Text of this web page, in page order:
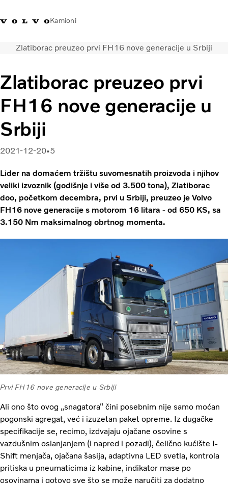
Kamioni
Volvo Trucks Srbija - kontaktiVolvo Trucks prodavnicaPrijavljivanje Srbija
Transportna rešenja
Kamioni
Usluge
Kampanje
Dealer locator
Vesti
Volvo Truck Builder
Javite nam se
Zlatiborac preuzeo prvi FH16 nove generacije u Srbiji
Zlatiborac preuzeo prvi
FH16 nove generacije u
Srbiji
2021-12-20 5
Lider na domaćem tržištu suvomesnatih proizvoda i njihov
veliki izvoznik (godišnje i više od 3.500 tona), Zlatiborac
doo, početkom decembra, prvi u Srbiji, preuzeo je Volvo
FH16 nove generacije s motorom 16 litara - od 650 KS, sa
3.150 Nm maksimalnog obrtnog momenta.
Prvi FH16 nove generacije u Srbiji
Ali ono što ovog „snagatora“ čini posebnim nije samo moćan
pogonski agregat, već i izuzetan paket opreme. Iz dugačke
specifikacije se, recimo, izdvajaju ojačane osovine s
vazdušnim oslanjanjem (i napred i pozadi), čelično kućište I-
Shift menjača, ojačana šasija, adaptivna LED svetla, kontrola
pritiska u pneumaticima iz kabine, indikator mase po
osovinama i gotovo sve što se može naručiti za dodatno